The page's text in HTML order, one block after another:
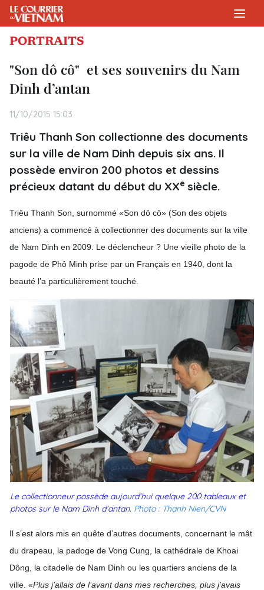
PORTRAITS
"Son dô cô" et ses souvenirs du Nam
Dinh d’antan
11/10/2015 15:03
Triêu Thanh Son collectionne des documents
sur la ville de Nam Dinh depuis six ans. Il
possède environ 200 photos et dessins
précieux datant du début du XXe siècle.
Triêu Thanh Son, surnommé «Son dô cô» (Son des objets
anciens) a commencé à collectionner des documents sur la ville
de Nam Dinh en 2009. Le déclencheur ? Une vieille photo de la
pagode de Phô Minh prise par un Français en 1940, dont la
beauté l’a particulièrement touché.
Le collectionneur possède aujourd’hui quelque 200 tableaux et
photos sur le Nam Dinh d’antan. Photo : Thanh Nien/CVN
Il s’est alors mis en quête d’autres documents, concernant le mât
du drapeau, la padoge de Vong Cung, la cathédrale de Khoai
Dông, la citadelle de Nam Dinh ou les quartiers anciens de la
ville. «Plus j’allais de l’avant dans mes recherches, plus j’avais